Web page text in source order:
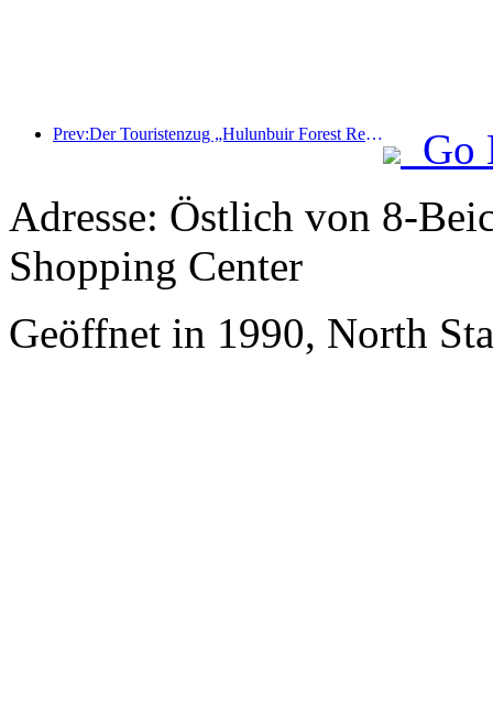
Prev:Der Touristenzug „Hulunbuir Forest Rendezvous - Daxinganling Express - Starlight Train - Tianyi Journey“ tritt seine Jungfernfahrt an.
Go
Adresse: Östlich von 8-
Shopping Center
Geöffnet in 1990, North